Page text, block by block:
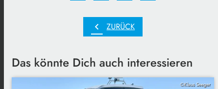
chevron_left ZURÜCK
Das könnte Dich auch interessieren
©Klaus Seeger